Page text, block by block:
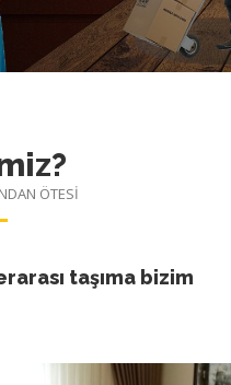
ÖTESİ
taşıma bizim